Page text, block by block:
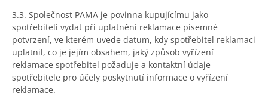
3.3. Společnost PAMA je povinna kupujícímu jako
spotřebiteli vydat při uplatnění reklamace písemné
potvrzení, ve kterém uvede datum, kdy spotřebitel reklamaci
uplatnil, co je jejím obsahem, jaký způsob vyřízení
reklamace spotřebitel požaduje a kontaktní údaje
spotřebitele pro účely poskytnutí informace o vyřízení
reklamace.